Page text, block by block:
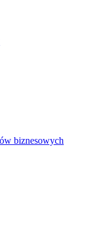
biznesowych